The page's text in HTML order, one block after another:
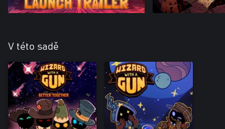
V této sadě